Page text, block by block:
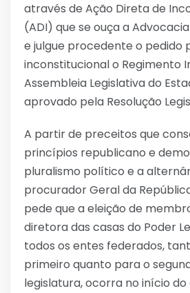
através de Ação Direta de
(ADI) que se ouça a
e julgue procedente o pedido
inconstitucional o Regimento
Assembleia Legislativa do
aprovado pela Resolução
A partir de preceitos que
princípios republicano e
pluralismo político e a
procurador Geral da
pede que a eleição de
diretora das casas do Poder
todos os entes federados,
primeiro quanto para o
legislatura, ocorra no início